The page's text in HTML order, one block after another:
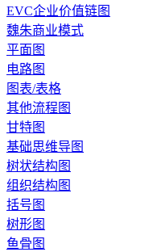
EVC企业价值链图
魏朱商业模式
平面图
电路图
图表/表格
其他流程图
甘特图
基础思维导图
树状结构图
组织结构图
括号图
树形图
鱼骨图